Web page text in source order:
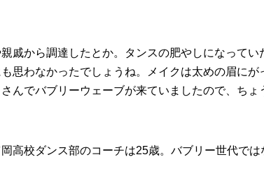
戚から調達したとか。タンスの肥やしになって
思わなかったでしょうね。メイクは太めの眉にが
んでバブリーウェーブが来ていましたので、ちょ
高校ダンス部のコーチは25歳。バブリー世代で